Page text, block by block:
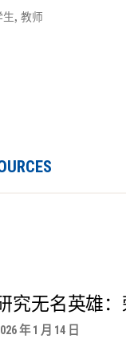
生, 教师
究无名英雄
年 1 月 14 日